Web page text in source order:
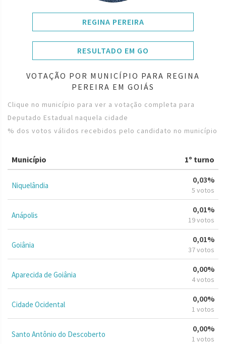
REGINA PEREIRA
RESULTADO EM GO
VOTAÇÃO POR MUNICÍPIO PARA REGINA
PEREIRA EM GOIÁS
Clique no município para ver a votação completa para
Deputado Estadual naquela cidade
% dos votos válidos recebidos pelo candidato no município
Município 1º turno
Niquelândia
0,03%
5 votos
Anápolis
0,01%
19 votos
Goiânia
0,01%
37 votos
Aparecida de Goiânia
0,00%
4 votos
Cidade Ocidental
0,00%
1 votos
Santo Antônio do Descoberto
0,00%
1 votos